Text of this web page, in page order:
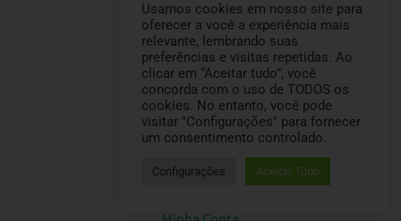
CONTATO
(81) 99250-5009
@cozinhanaturalpet
Usamos cookies em nosso site para
oferecer a você a experiência mais
relevante, lembrando suas
preferências e visitas repetidas. Ao
clicar em “Aceitar tudo”, você
concorda com o uso de TODOS os
cookies. No entanto, você pode
visitar "Configurações" para fornecer
um consentimento controlado.
Configurações Aceitar Tudo